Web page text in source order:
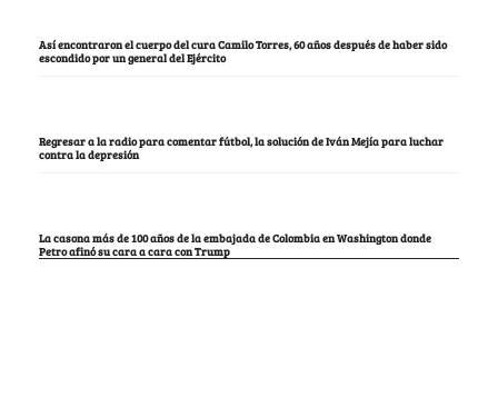
Así encontraron el cuerpo del cura Camilo Torres, 60 años después de haber sido
escondido por un general del Ejército
Regresar a la radio para comentar fútbol, la solución de Iván Mejía para luchar
contra la depresión
La casona más de 100 años de la embajada de Colombia en Washington donde
Petro afinó su cara a cara con Trump